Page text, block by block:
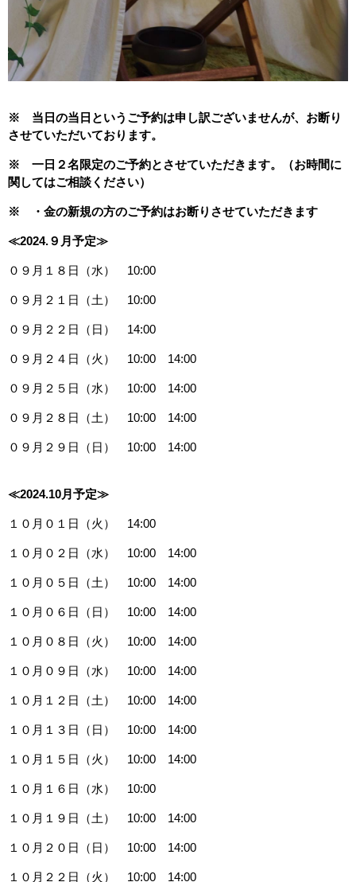
※ 当日の当日というご予約は申し訳ございませんが、お断り
させていただいております。
※ 一日２名限定のご予約とさせていただきます。（お時間に
関してはご相談ください）
※ ・金の新規の方のご予約はお断りさせていただきます
≪2024.９月予定≫
０９月１８日（水） 10:00
０９月２１日（土） 10:00
０９月２２日（日） 14:00
０９月２４日（火） 10:00 14:00
０９月２５日（水） 10:00 14:00
０９月２８日（土） 10:00 14:00
０９月２９日（日） 10:00 14:00
≪2024.10月予定≫
１０月０１日（火） 14:00
１０月０２日（水） 10:00 14:00
１０月０５日（土） 10:00 14:00
１０月０６日（日） 10:00 14:00
１０月０８日（火） 10:00 14:00
１０月０９日（水） 10:00 14:00
１０月１２日（土） 10:00 14:00
１０月１３日（日） 10:00 14:00
１０月１５日（火） 10:00 14:00
１０月１６日（水） 10:00
１０月１９日（土） 10:00 14:00
１０月２０日（日） 10:00 14:00
１０月２２日（火） 10:00 14:00